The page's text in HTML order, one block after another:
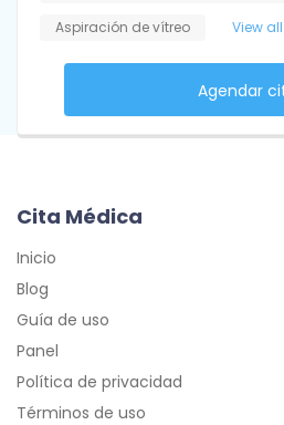
Aspiración de vítreo
View all
Agendar
Cita Médica
Inicio
Blog
Guía de uso
Panel
Política de privacidad
Términos de uso